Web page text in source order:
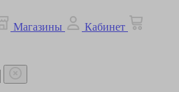
Магазины
Кабинет